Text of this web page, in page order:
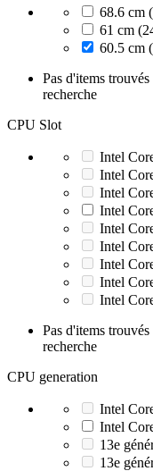
68.6 cm
61 cm
60.5 cm
Pas d'items
recherche
CPU Slot
Intel
Intel
Intel
Intel
Intel
Intel
Intel
Intel
Intel
Pas d'items
recherche
CPU generation
Intel
Intel
13e
13e